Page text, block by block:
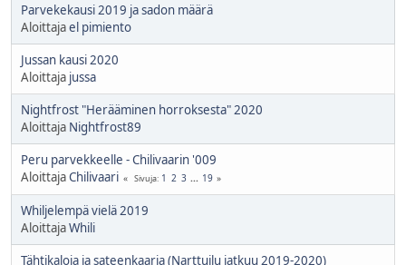
Parvekekausi 2019 ja sadon määrä
Aloittajael pimiento
Jussan kausi 2020
Aloittaja jussa
Nightfrost "Herääminen horroksesta" 2020
Aloittaja Nightfrost89
Peru parvekkeelle - Chilivaarin '009
AloittajaChilivaari Sivuja 1 2 3 ... 19
Whiljelempä vielä 2019
AloittajaWhili
Tähtikaloja ja sateenkaaria (Narttuilu jatkuu 2019-2020)